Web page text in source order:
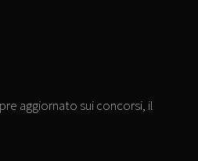
aggiornato sui concorsi, il